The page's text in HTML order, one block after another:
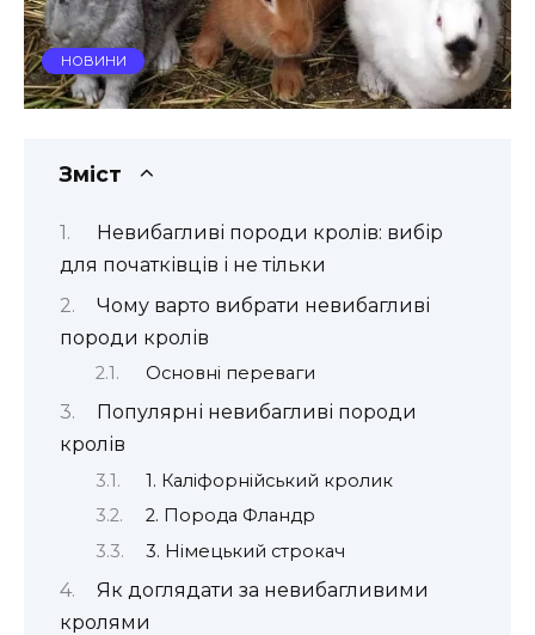
НОВИНИ
Зміст
Невибагливі породи кролів: вибір
для початківців і не тільки
Чому варто вибрати невибагливі
породи кролів
Основні переваги
Популярні невибагливі породи
кролів
1. Каліфорнійський кролик
2. Порода Фландр
3. Німецький строкач
Як доглядати за невибагливими
кролями